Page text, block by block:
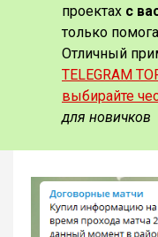
проектах с
только
Отличный
TELEGRAM
выбирайте
для новичков